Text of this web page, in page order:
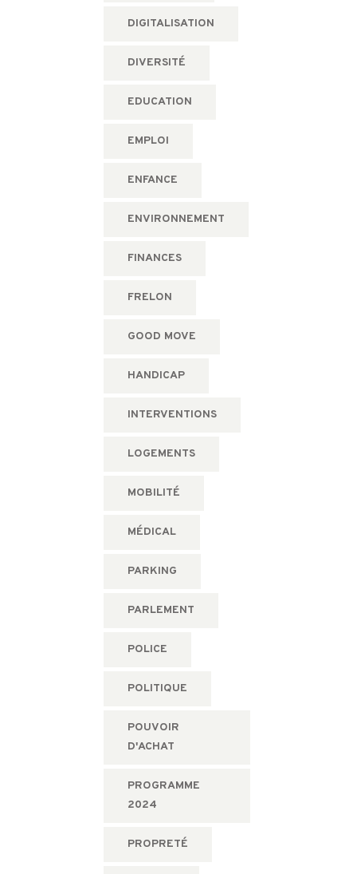
DIGITALISATION
DIVERSITÉ
EDUCATION
EMPLOI
ENFANCE
ENVIRONNEMENT
FINANCES
FRELON
GOOD MOVE
HANDICAP
INTERVENTIONS
LOGEMENTS
MOBILITÉ
MÉDICAL
PARKING
PARLEMENT
POLICE
POLITIQUE
POUVOIR
D'ACHAT
PROGRAMME
2024
PROPRETÉ